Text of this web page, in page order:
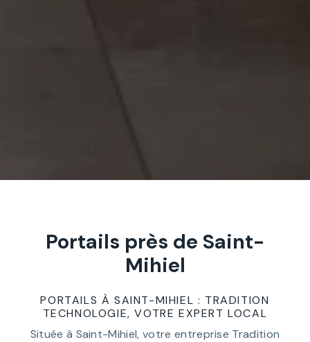
Portails près de Saint-
Mihiel
PORTAILS À SAINT-MIHIEL : TRADITION
TECHNOLOGIE, VOTRE EXPERT LOCAL
Située à Saint-Mihiel, votre entreprise Tradition